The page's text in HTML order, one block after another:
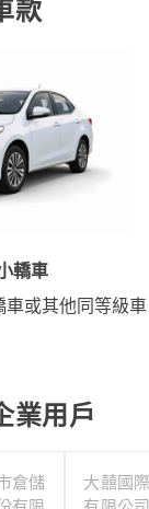
款
轎車
或其他同等級車
業用戶
倉儲
大囍國際